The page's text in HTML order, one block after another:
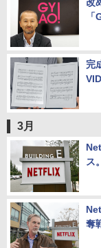
完
3月
ス
奪